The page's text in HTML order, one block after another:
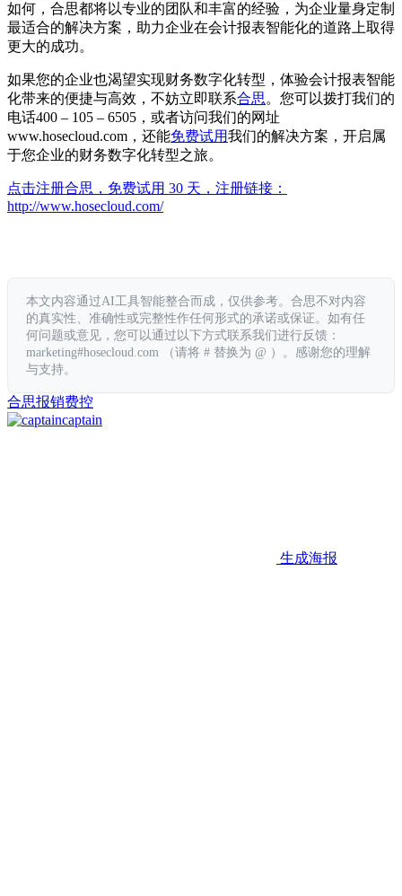
如何，合思都将以专业的团队和丰富的经验，为企业量身定制
最适合的解决方案，助力企业在会计报表智能化的道路上取得
更大的成功。
如果您的企业也渴望实现财务数字化转型，体验会计报表智能
化带来的便捷与高效，不妨立即联系合思。您可以拨打我们的
电话400 – 105 – 6505，或者访问我们的网址
www.hosecloud.com，还能免费试用我们的解决方案，开启属
于您企业的财务数字化转型之旅。
点击注册合思，免费试用 30 天，注册链接：
http://www.hosecloud.com/
本文内容通过AI工具智能整合而成，仅供参考。合思不对内容
的真实性、准确性或完整性作任何形式的承诺或保证。如有任
何问题或意见，您可以通过以下方式联系我们进行反馈：
marketing#hosecloud.com （请将 # 替换为 @ ）。感谢您的理解
与支持。
合思报销费控
captain
生成海报